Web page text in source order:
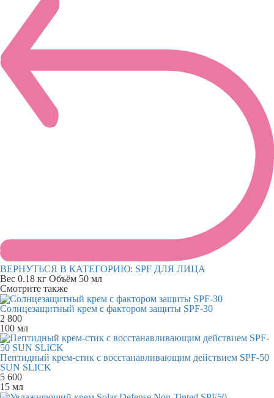
ВЕРНУТЬСЯ В КАТЕГОРИЮ: SPF ДЛЯ ЛИЦА
Вес 0.18 кг Объём 50 мл
Смотрите также
Солнцезащитный крем с фактором защиты SPF-30
2 800
100 мл
Пептидный крем-стик с восстанавливающим действием SPF-50
SUN SLICK
5 600
15 мл